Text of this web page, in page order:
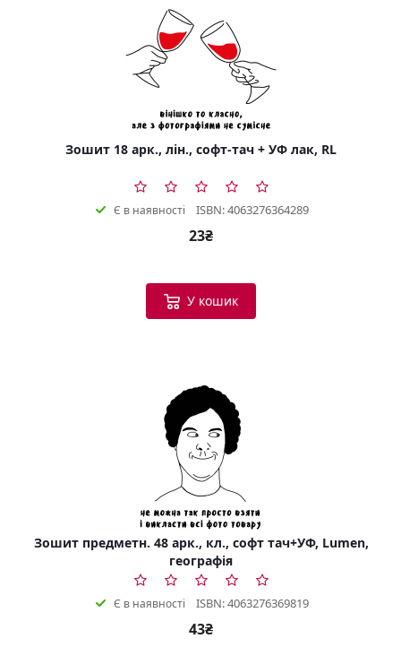
Зошит 18 арк., лін., софт-тач + УФ лак, RL
Є в наявності ISBN: 4063276364289
23₴
У кошик
Зошит предметн. 48 арк., кл., софт тач+УФ, Lumen,
географія
Є в наявності ISBN: 4063276369819
43₴